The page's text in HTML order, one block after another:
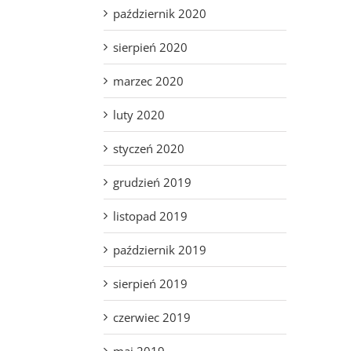
październik 2020
sierpień 2020
marzec 2020
luty 2020
styczeń 2020
grudzień 2019
listopad 2019
październik 2019
sierpień 2019
czerwiec 2019